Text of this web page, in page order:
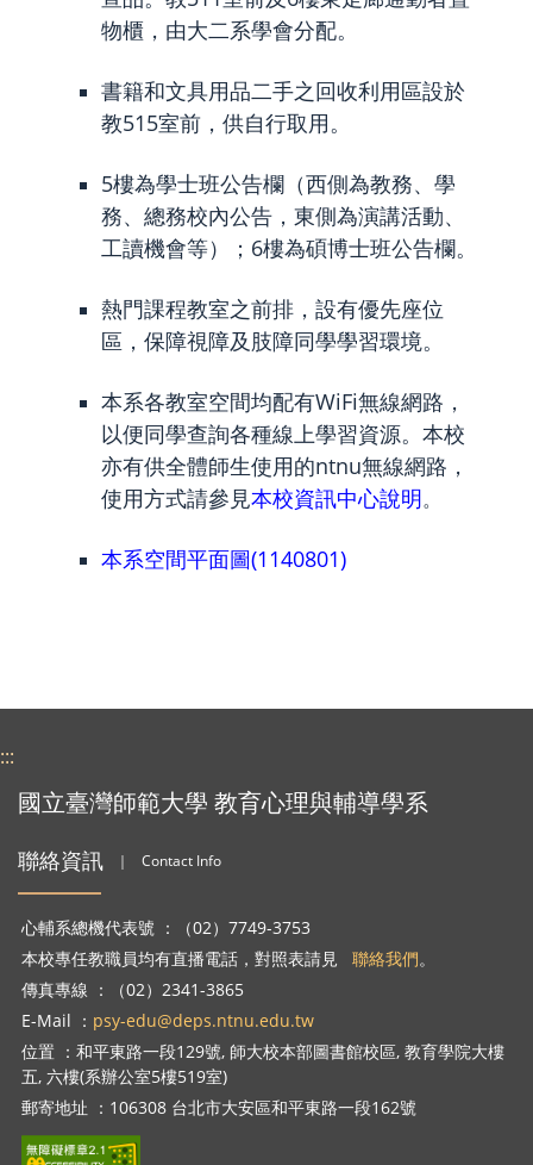
物櫃，由大二系學會分配。
書籍和文具用品二手之回收利用區設於
教515室前，供自行取用。
5樓為學士班公告欄（西側為教務、學
務、總務校內公告，東側為演講活動、
工讀機會等）；6樓為碩博士班公告欄。
熱門課程教室之前排，設有優先座位
區，保障視障及肢障同學學習環境。
本系各教室空間均配有WiFi無線網路，
以便同學查詢各種線上學習資源。本校
亦有供全體師生使用的ntnu無線網路，
使用方式請參見本校資訊中心說明。
本系空間平面圖(1140801)
:::
國立臺灣師範大學 教育心理與輔導學系
聯絡資訊 ｜ Contact Info
心輔系總機代表號 ：（02）7749-3753
本校專任教職員均有直播電話，對照表請見 聯絡我們。
傳真專線 ：（02）2341-3865
E-Mail ： psy-edu@deps.ntnu.edu.tw
位置 ：和平東路一段129號, 師大校本部圖書館校區, 教育學院大樓
五, 六樓(系辦公室5樓519室)
郵寄地址 ：106308 台北市大安區和平東路一段162號